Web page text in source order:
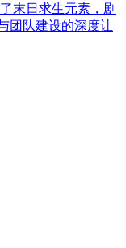
末日求生元素，剧
团队建设的深度让